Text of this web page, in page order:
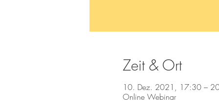
Zeit & Ort
10. Dez. 2021, 17:30 –
Online Webinar